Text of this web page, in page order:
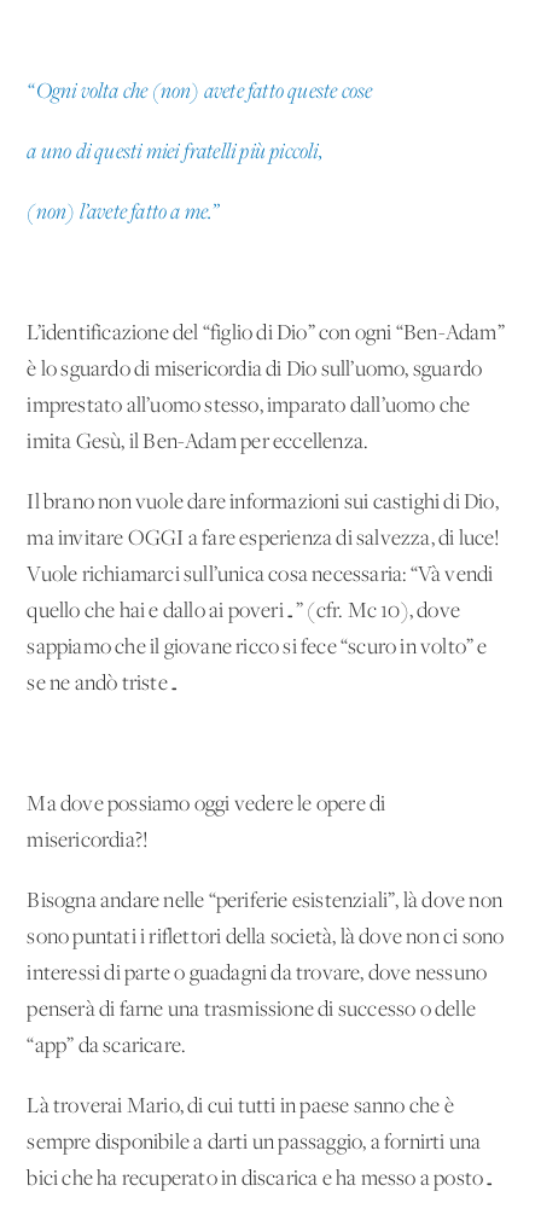
“Ogni volta che (non) avete fatto queste cose
a uno di questi miei fratelli più piccoli,
(non) l’avete fatto a me.”
L’identificazione del “figlio di Dio” con ogni “Ben-Adam”
è lo sguardo di misericordia di Dio sull’uomo, sguardo
imprestato all’uomo stesso, imparato dall’uomo che
imita Gesù, il Ben-Adam per eccellenza.
Il brano non vuole dare informazioni sui castighi di Dio,
ma invitare OGGI a fare esperienza di salvezza, di luce!
Vuole richiamarci sull’unica cosa necessaria: “Và vendi
quello che hai e dallo ai poveri…” (cfr. Mc 10), dove
sappiamo che il giovane ricco si fece “scuro in volto” e
se ne andò triste…
Ma dove possiamo oggi vedere le opere di
misericordia?!
Bisogna andare nelle “periferie esistenziali”, là dove non
sono puntati i riflettori della società, là dove non ci sono
interessi di parte o guadagni da trovare, dove nessuno
penserà di farne una trasmissione di successo o delle
“app” da scaricare.
Là troverai Mario, di cui tutti in paese sanno che è
sempre disponibile a darti un passaggio, a fornirti una
bici che ha recuperato in discarica e ha messo a posto…